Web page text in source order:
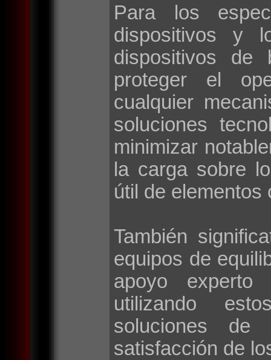
Para los
dispositivos y
dispositivos de
proteger el
cualquier
soluciones
minimizar
la carga sobre
útil de elementos
También
equipos de
apoyo experto
utilizando
soluciones de
satisfacción de